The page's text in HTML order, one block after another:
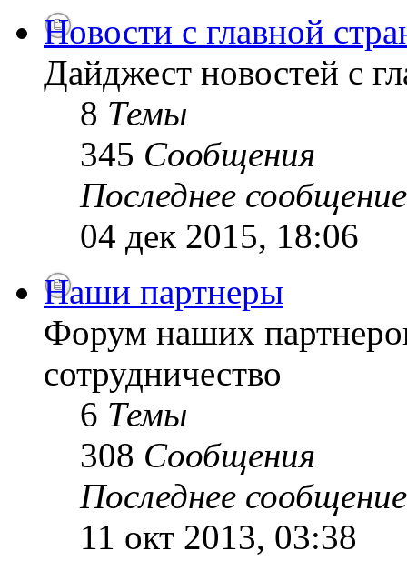
Новости с главной
Дайджест новостей с
8 Темы
345 Сообщения
Последнее сообщение
04 дек 2015, 18:06
Наши партнеры
Форум наших
сотрудничество
6 Темы
308 Сообщения
Последнее сообщение
11 окт 2013, 03:38